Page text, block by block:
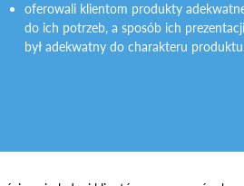
oferowali klientom produkty
do ich potrzeb, a sposób ich prezentacji
był adekwatny do charakteru